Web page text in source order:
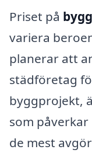
Priset på
variera
planerar att
städföretag
byggprojekt,
som
de mest